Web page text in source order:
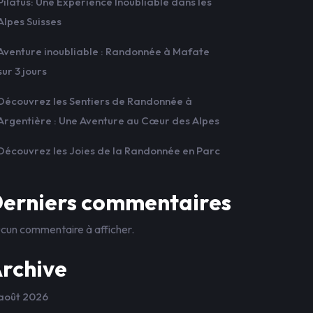
Suisses
inoubliable : Randonnée à Mafate
3 jours
les Sentiers de Randonnée à
: Une Aventure au Cœur des Alpes
les Joies de la Randonnée en Parc
commentaires
commentaire à afficher.
2026